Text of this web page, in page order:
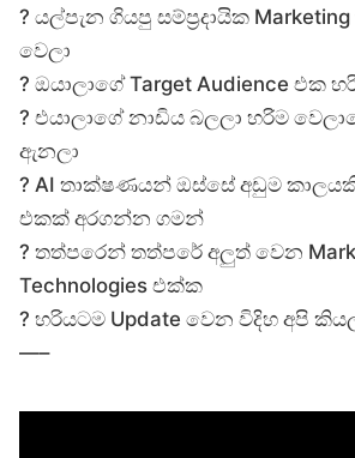
? යල්පැන ගියපු සම්ප්‍රදායික
වෙලා
? ඔයාලාගේ Target Audience එක
? එයාලාගේ නාඩිය බලලා හරිම
ඇනලා
? AI තාක්ෂණයන් ඔස්සේ අඩුම
එකක් අරගන්න ගමන්
? තත්පරෙන් තත්පරේ අලුත් වෙන
Technologies එක්ක
? හරියටම Update වෙන විදිහ අපි
—–